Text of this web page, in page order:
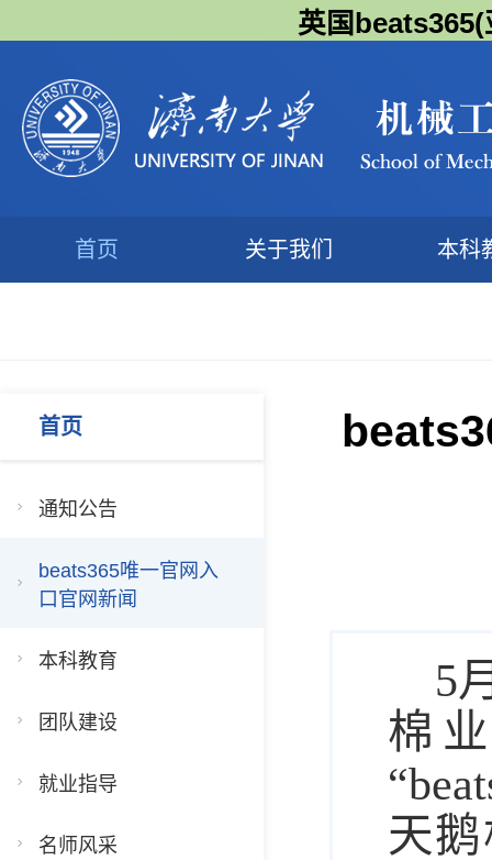
英国
首页 关于我们 本科
首页
通知公告
beats365唯一官网入
口官网新闻
本科教育
团队建设
就业指导
名师风采
5
棉
天